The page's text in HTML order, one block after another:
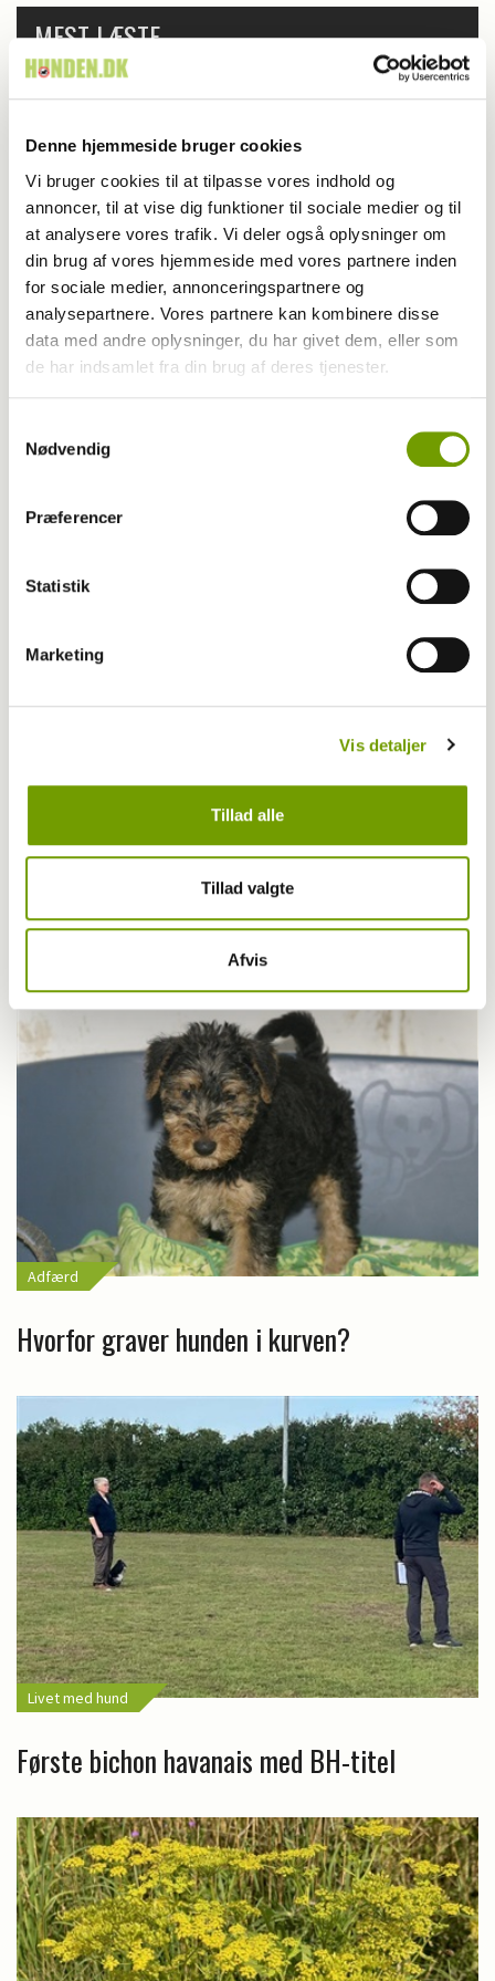
Denne hjemmeside bruger cookies
Vi bruger cookies til at tilpasse vores indhold og
annoncer, til at vise dig funktioner til sociale medier og til
at analysere vores trafik. Vi deler også oplysninger om
din brug af vores hjemmeside med vores partnere inden
for sociale medier, annonceringspartnere og
analysepartnere. Vores partnere kan kombinere disse
data med andre oplysninger, du har givet dem, eller som
de har indsamlet fra din brug af deres tjenester.
Nødvendig
Præferencer
Statistik
Marketing
Vis detaljer
Tillad alle
Tillad valgte
Afvis
MEST LÆSTE
Britisk racedebat handler ikke om nyt
Aktuelt
Farvel til verdens ældste hund
Adfærd
Hvorfor graver hunden i kurven?
Livet med hund
Første bichon havanais med BH-titel